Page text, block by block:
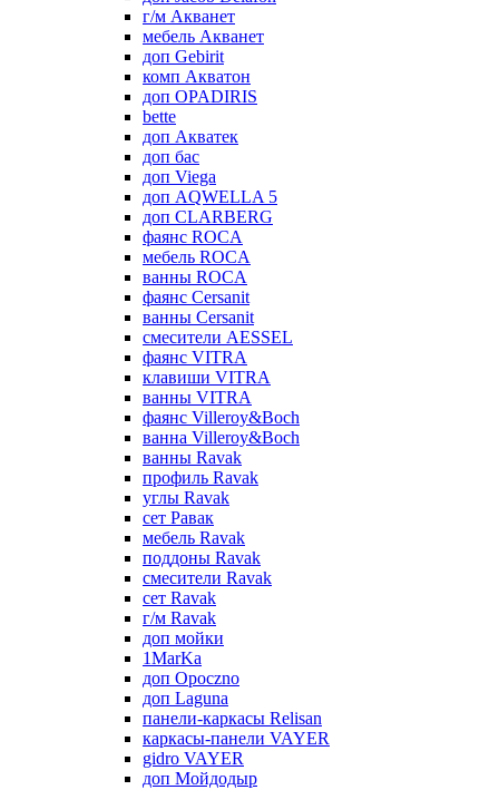
г/м Акванет
мебель Акванет
доп Gebirit
комп Акватон
доп OPADIRIS
bette
доп Акватек
доп бас
доп Viega
доп AQWELLA 5
доп CLARBERG
фаянс ROCA
мебель ROCA
ванны ROCA
фаянс Cersanit
ванны Cersanit
смесители AESSEL
фаянс VITRA
клавиши VITRA
ванны VITRA
фаянс Villeroy&Boch
ванна Villeroy&Boch
ванны Ravak
профиль Ravak
углы Ravak
сет Равак
мебель Ravak
поддоны Ravak
смесители Ravak
сет Ravak
г/м Ravak
доп мойки
1MarKa
доп Opoczno
доп Laguna
панели-каркасы Relisan
каркасы-панели VAYER
gidro VAYER
доп Мойдодыр